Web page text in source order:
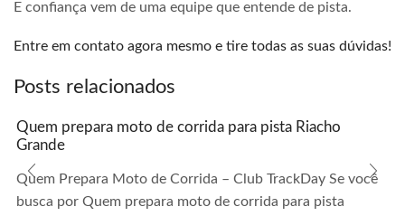
E confiança vem de uma equipe que entende de pista.
Entre em contato agora mesmo e tire todas as suas dúvidas!
Posts relacionados
Quem prepara moto de corrida para pista Riacho
Grande
Quem Prepara Moto de Corrida – Club TrackDay Se você
busca por Quem prepara moto de corrida para pista